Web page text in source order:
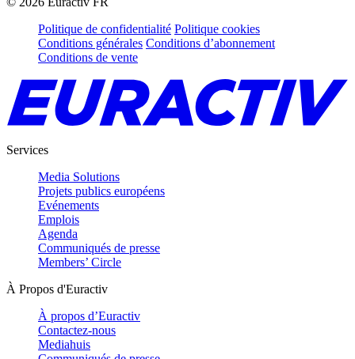
Politique de confidentialité Politique cookies
Conditions générales Conditions d’abonnement
Conditions de vente
Services
Media Solutions
Projets publics européens
Evénements
Emplois
Agenda
Communiqués de presse
Members’ Circle
À Propos d'Euractiv
À propos d’Euractiv
Contactez-nous
Mediahuis